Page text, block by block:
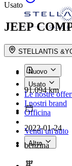
search button -
Nuovo
Usato
Le nostre
I nostri brand
Officina
Vendi un'auto
Altro
Usato
JEEP
STELLANTIS
91.094 km
2022-01-24
benzina